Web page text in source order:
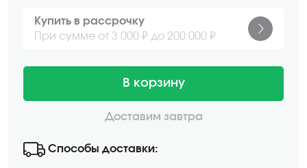
Купить в рассрочку
При сумме от 3 000 ₽ до 200 000 ₽
В корзину
Доставим завтра
Способы доставки: